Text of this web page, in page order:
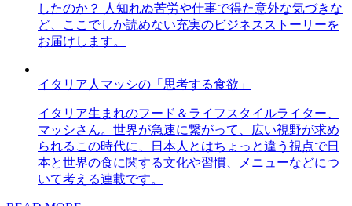
したのか？ 人知れぬ苦労や仕事で得た意外な気づきな
ど、ここでしか読めない充実のビジネスストーリーを
お届けします。
イタリア人マッシの「思考する食欲」
イタリア生まれのフード＆ライフスタイルライター、
マッシさん。世界が急速に繋がって、広い視野が求め
られるこの時代に、日本人とはちょっと違う視点で日
本と世界の食に関する文化や習慣、メニューなどにつ
いて考える連載です。